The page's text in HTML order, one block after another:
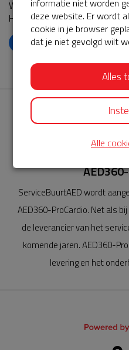
Wij danken alle donateurs
HARTveilige woonomgeving ❤
𝕏
ServiceBuurtAED wordt
AED360-ProCardio. Net als
de leverancier van het
komende jaren. AED360-
levering en het
deze website. Er wordt
cookie in je browser
dat je niet gevolgd wilt
Alles
Alle